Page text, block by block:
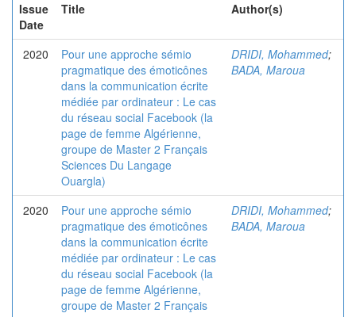
Issue
Date
Title Author(s)
2020
Pour une approche sémio
pragmatique des émoticônes
dans la communication écrite
médiée par ordinateur : Le cas
du réseau social Facebook (la
page de femme Algérienne,
groupe de Master 2 Français
Sciences Du Langage
Ouargla)
DRIDI, Mohammed;
BADA, Maroua
2020
Pour une approche sémio
pragmatique des émoticônes
dans la communication écrite
médiée par ordinateur : Le cas
du réseau social Facebook (la
page de femme Algérienne,
groupe de Master 2 Français
DRIDI, Mohammed;
BADA, Maroua